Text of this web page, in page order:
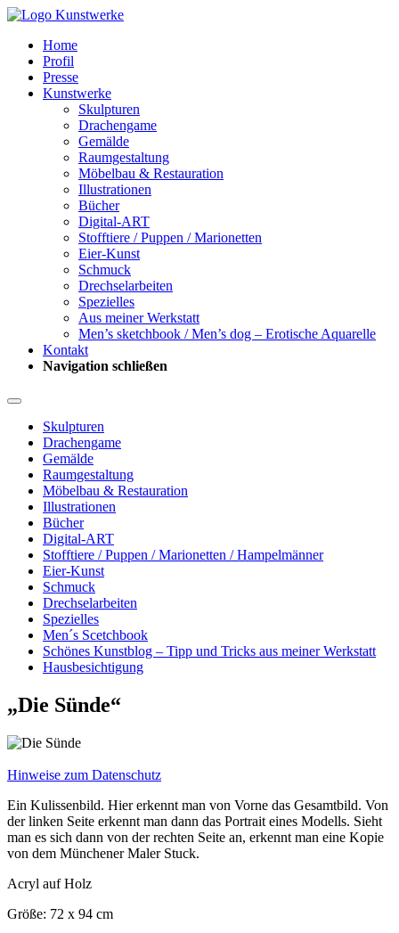
Home
Profil
Presse
Kunstwerke
Skulpturen
Drachengame
Gemälde
Raumgestaltung
Möbelbau & Restauration
Illustrationen
Bücher
Digital-ART
Stofftiere / Puppen / Marionetten
Eier-Kunst
Schmuck
Drechselarbeiten
Spezielles
Aus meiner Werkstatt
Men’s sketchbook / Men’s dog – Erotische Aquarelle
Kontakt
Navigation schließen
Skulpturen
Drachengame
Gemälde
Raumgestaltung
Möbelbau & Restauration
Illustrationen
Bücher
Digital-ART
Stofftiere / Puppen / Marionetten / Hampelmänner
Eier-Kunst
Schmuck
Drechselarbeiten
Spezielles
Men´s Scetchbook
Schönes Kunstblog – Tipp und Tricks aus meiner Werkstatt
Hausbesichtigung
„Die Sünde“
Hinweise zum Datenschutz
Ein Kulissenbild. Hier erkennt man von Vorne das Gesamtbild. Von
der linken Seite erkennt man dann das Portrait eines Modells. Sieht
man es sich dann von der rechten Seite an, erkennt man eine Kopie
von dem Münchener Maler Stuck.
Acryl auf Holz
Größe: 72 x 94 cm